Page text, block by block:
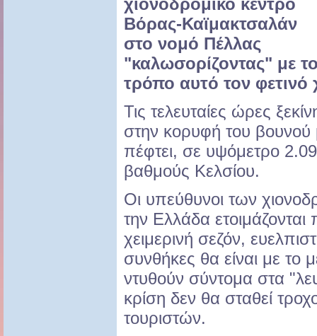
χιονοδρομικό κέντρο
Βόρας-Καϊμακτσαλάν
στο νομό Πέλλας
"καλωσορίζοντας" με
τρόπο αυτό τον φετινό
Τις τελευταίες ώρες
στην κορυφή του βουνού
πέφτει, σε υψόμετρο
βαθμούς Κελσίου.
Οι υπεύθυνοι των
την Ελλάδα
χειμερινή σεζόν,
συνθήκες θα είναι με το
ντυθούν σύντομα στα
κρίση δεν θα σταθεί
τουριστών.